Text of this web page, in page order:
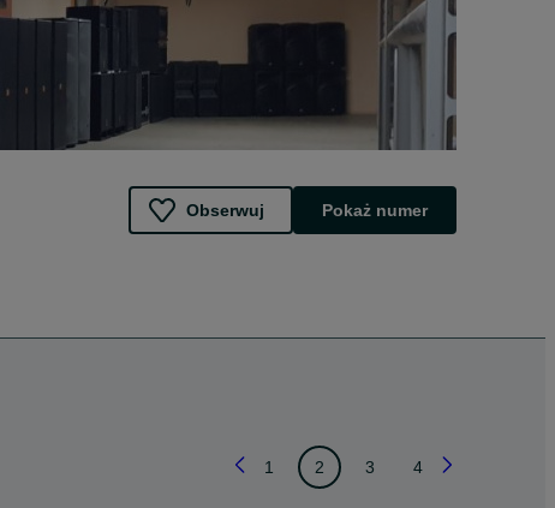
Obserwuj Pokaż numer
1 2 3 4